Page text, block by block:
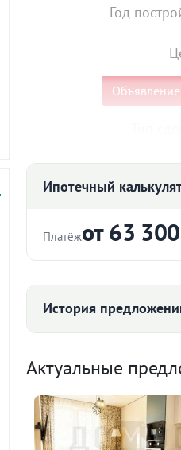
Год
Тип
Ипотечный
Платёжот 63
Ежемесячный платёж
История
174 942
Актуальные